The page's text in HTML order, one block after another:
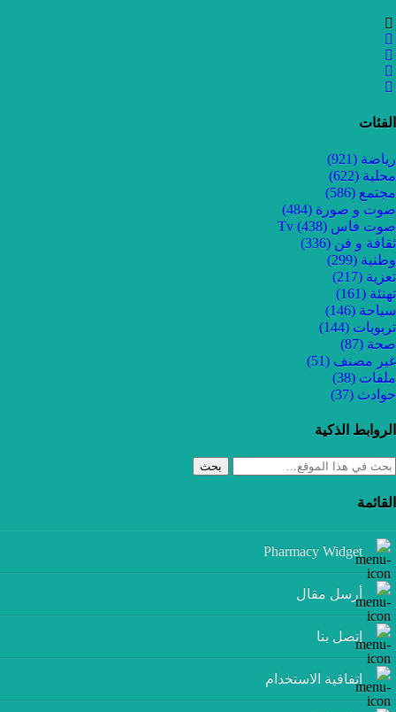
الفئات
رياضة (921)
محلية (622)
مجتمع (586)
صوت و صورة (484)
صوت فاس Tv (438)
ثقافة و فن (336)
وطنية (299)
تعزية (217)
تهنئة (161)
سياحة (146)
تربويات (144)
صحة (87)
غير مصنف (51)
ملفات (38)
حوادث (37)
الروابط الذكية
بحث
القائمة
Pharmacy Widget
أرسل مقال
إتصل بنا
اتفاقية الاستخدام